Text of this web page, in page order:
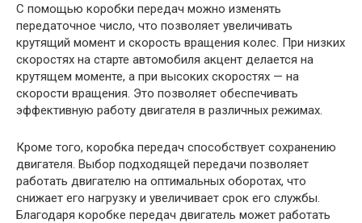
С помощью коробки передач можно изменять
передаточное число, что позволяет увеличивать
крутящий момент и скорость вращения колес. При низких
скоростях на старте автомобиля акцент делается на
крутящем моменте, а при высоких скоростях — на
скорости вращения. Это позволяет обеспечивать
эффективную работу двигателя в различных режимах.
Кроме того, коробка передач способствует сохранению
двигателя. Выбор подходящей передачи позволяет
работать двигателю на оптимальных оборотах, что
снижает его нагрузку и увеличивает срок его службы.
Благодаря коробке передач двигатель может работать